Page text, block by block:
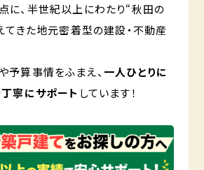
に、半世紀以上にわたり“秋田の
てきた地元密着型の建設・不動産
予算事情をふまえ、 一人ひとりに
寧にサポート しています！